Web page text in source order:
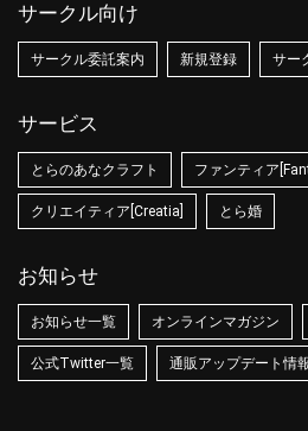
サークル向け
サークル委託案内 新規登録 サー
サービス
とらのあなクラフト ファンティア
クリエイティア[Creatia] とら婚
お知らせ
お知らせ一覧 オンラインマガジン
公式Twitter一覧 通販アップデート情